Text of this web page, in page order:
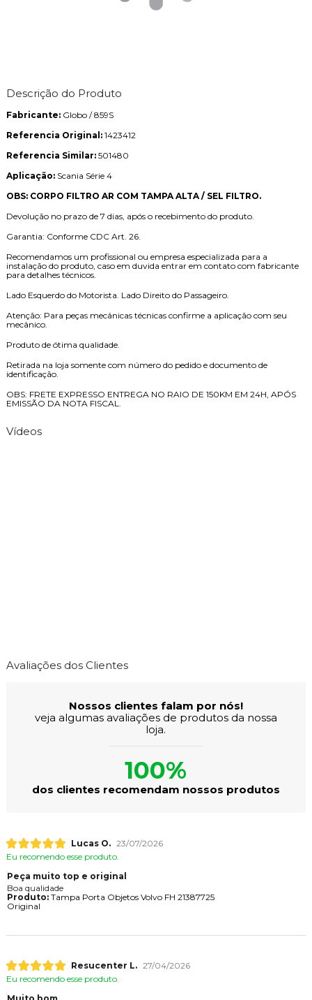
Descrição do Produto
Fabricante: Globo / 859S
Referencia Original: 1423412
Referencia Similar: 501480
Aplicação: Scania Série 4
OBS: CORPO FILTRO AR COM TAMPA ALTA / SEL FILTRO.
Devolução no prazo de 7 dias, após o recebimento do produto.
Garantia: Conforme CDC Art. 26.
Recomendamos um profissional ou empresa especializada para a
instalação do produto, caso em duvida entrar em contato com fabricante
para detalhes técnicos.
Lado Esquerdo do Motorista. Lado Direito do Passageiro.
Atenção: Para peças mecânicas técnicas confirme a aplicação com seu
mecânico.
Produto de ótima qualidade.
Retirada na loja somente com número do pedido e documento de
identificação.
OBS: FRETE EXPRESSO ENTREGA NO RAIO DE 150KM EM 24H, APÓS
EMISSÃO DA NOTA FISCAL.
Vídeos
Avaliações dos Clientes
Nossos clientes falam por nós!
veja algumas avaliações de produtos da nossa
loja.
100%
dos clientes recomendam nossos produtos
Lucas O. 23/07/2026
Eu recomendo esse produto.
Peça muito top e original
Boa qualidade
Produto:Tampa Porta Objetos Volvo FH 21387725
Original
Resucenter L. 27/04/2026
Eu recomendo esse produto.